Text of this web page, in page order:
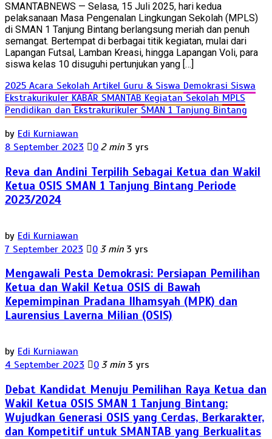
SMANTABNEWS — Selasa, 15 Juli 2025, hari kedua
pelaksanaan Masa Pengenalan Lingkungan Sekolah (MPLS)
di SMAN 1 Tanjung Bintang berlangsung meriah dan penuh
semangat. Bertempat di berbagai titik kegiatan, mulai dari
Lapangan Futsal, Lamban Kreasi, hingga Lapangan Voli, para
siswa kelas 10 disuguhi pertunjukan yang […]
2025 Acara Sekolah Artikel Guru & Siswa Demokrasi Siswa
Ekstrakurikuler KABAR SMANTAB Kegiatan Sekolah MPLS
Pendidikan dan Ekstrakurikuler SMAN 1 Tanjung Bintang
by Edi Kurniawan
8 September 2023
0 2 min 3 yrs
Reva dan Andini Terpilih Sebagai Ketua dan Wakil
Ketua OSIS SMAN 1 Tanjung Bintang Periode
2023/2024
by Edi Kurniawan
7 September 2023
0 3 min 3 yrs
Mengawali Pesta Demokrasi: Persiapan Pemilihan
Ketua dan Wakil Ketua OSIS di Bawah
Kepemimpinan Pradana Ilhamsyah (MPK) dan
Laurensius Laverna Milian (OSIS)
by Edi Kurniawan
4 September 2023
0 3 min 3 yrs
Debat Kandidat Menuju Pemilihan Raya Ketua dan
Wakil Ketua OSIS SMAN 1 Tanjung Bintang:
Wujudkan Generasi OSIS yang Cerdas, Berkarakter,
dan Kompetitif untuk SMANTAB yang Berkualitas